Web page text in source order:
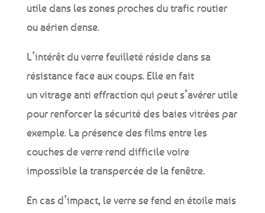
utile dans les zones proches du trafic routier
ou aérien dense.
L’intérêt du verre feuilleté réside dans sa
résistance face aux coups. Elle en fait
un vitrage anti effraction qui peut s’avérer utile
pour renforcer la sécurité des baies vitrées par
exemple. La présence des films entre les
couches de verre rend difficile voire
impossible la transpercée de la fenêtre.
En cas d’impact, le verre se fend en étoile mais